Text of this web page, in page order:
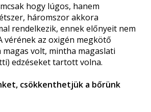
hogy lúgos, hanem
háromszor akkora
rendelkezik, ennek előnyeit nem
vérének az oxigén megkötő
magas volt, mintha magaslati
edzéseket tartott volna.
csökkenthetjük a bőrünk